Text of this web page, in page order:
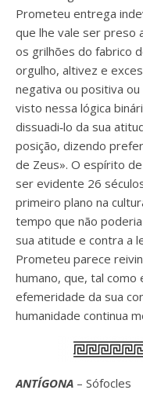
Prometeu entrega
que lhe vale ser preso
os grilhões do fabrico
orgulho, altivez e
negativa ou positiva
visto nessa lógica
dissuadi‑lo da sua
posição, dizendo
de Zeus». O espírito de
ser evidente 26
primeiro plano na
tempo que não
sua atitude e contra a
Prometeu parece
humano, que, tal como
efemeridade da sua
humanidade continua
ANTÍGONA – Sófocles